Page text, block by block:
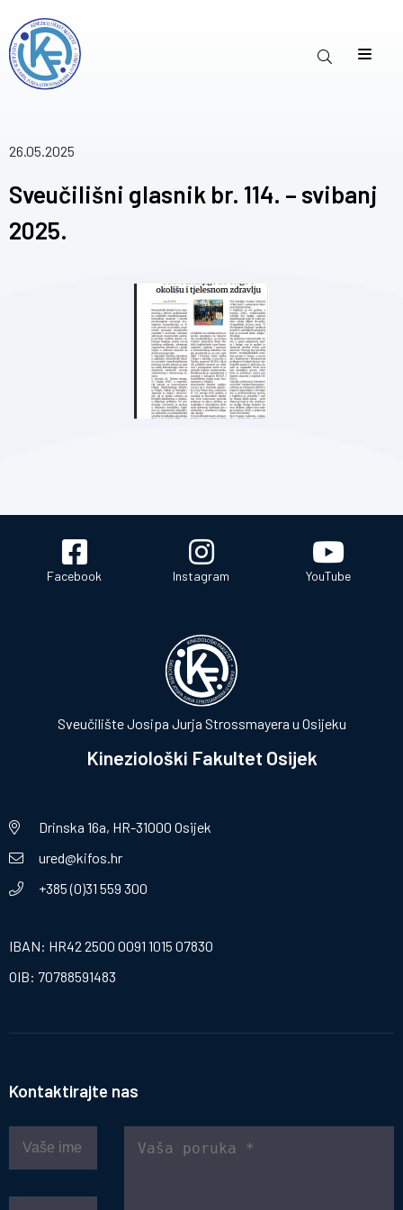
26.05.2025
Sveučilišni glasnik br. 114. – svibanj
2025.
Facebook Instagram YouTube
Sveučilište Josipa Jurja Strossmayera u Osijeku
Kineziološki Fakultet Osijek
Drinska 16a, HR-31000 Osijek
ured@kifos.hr
+385 (0)31 559 300
IBAN: HR42 2500 0091 1015 07830
OIB: 70788591483
Kontaktirajte nas